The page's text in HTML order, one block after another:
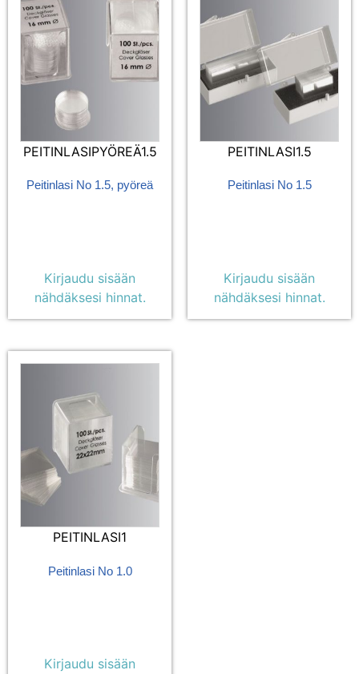
PEITINLASIPYÖREÄ1.5
Peitinlasi No 1.5, pyöreä
Kirjaudu sisään
nähdäksesi hinnat.
PEITINLASI1.5
Peitinlasi No 1.5
Kirjaudu sisään
nähdäksesi hinnat.
PEITINLASI1
Peitinlasi No 1.0
Kirjaudu sisään